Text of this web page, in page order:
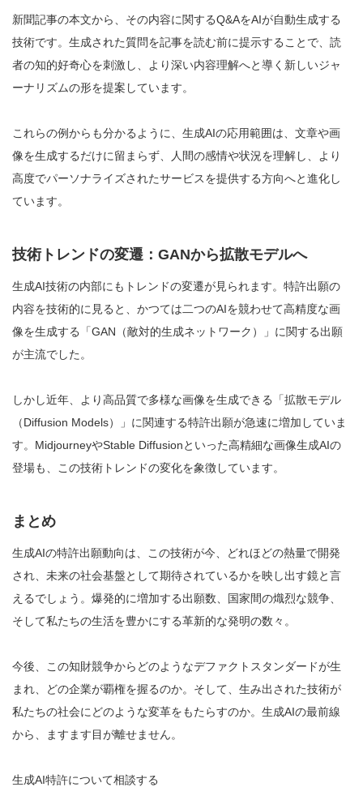
新聞記事の本文から、その内容に関するQ&AをAIが自動生成する
技術です。生成された質問を記事を読む前に提示することで、読
者の知的好奇心を刺激し、より深い内容理解へと導く新しいジャ
ーナリズムの形を提案しています。
これらの例からも分かるように、生成AIの応用範囲は、文章や画
像を生成するだけに留まらず、人間の感情や状況を理解し、より
高度でパーソナライズされたサービスを提供する方向へと進化し
ています。
技術トレンドの変遷：GANから拡散モデルへ
生成AI技術の内部にもトレンドの変遷が見られます。特許出願の
内容を技術的に見ると、かつては二つのAIを競わせて高精度な画
像を生成する「GAN（敵対的生成ネットワーク）」に関する出願
が主流でした。
しかし近年、より高品質で多様な画像を生成できる「拡散モデル
（Diffusion Models）」に関連する特許出願が急速に増加していま
す。MidjourneyやStable Diffusionといった高精細な画像生成AIの
登場も、この技術トレンドの変化を象徴しています。
まとめ
生成AIの特許出願動向は、この技術が今、どれほどの熱量で開発
され、未来の社会基盤として期待されているかを映し出す鏡と言
えるでしょう。爆発的に増加する出願数、国家間の熾烈な競争、
そして私たちの生活を豊かにする革新的な発明の数々。
今後、この知財競争からどのようなデファクトスタンダードが生
まれ、どの企業が覇権を握るのか。そして、生み出された技術が
私たちの社会にどのような変革をもたらすのか。生成AIの最前線
から、ますます目が離せません。
生成AI特許について相談する